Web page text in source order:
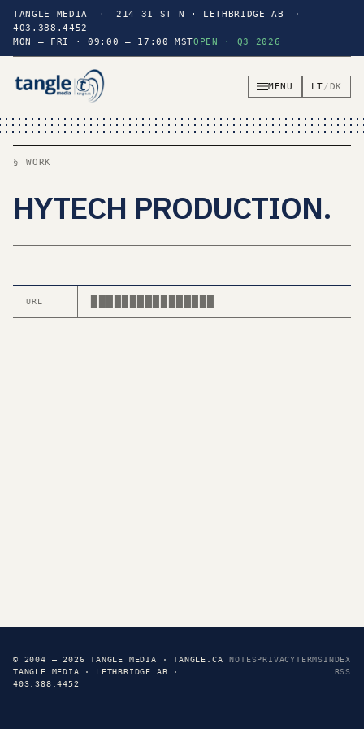
TANGLE MEDIA · 214 31 ST N · LETHBRIDGE AB
·
403.388.4452
MON — FRI · 09:00 — 17:00 MSTOPEN · Q3 2026
MENU LT /DK
§ WORK
HYTECH PRODUCTION.
URL
© 2004 — 2026 TANGLE MEDIA · TANGLE.CA
TANGLE MEDIA · LETHBRIDGE AB ·
403.388.4452
NOTESPRIVACYTERMSINDEX
RSS